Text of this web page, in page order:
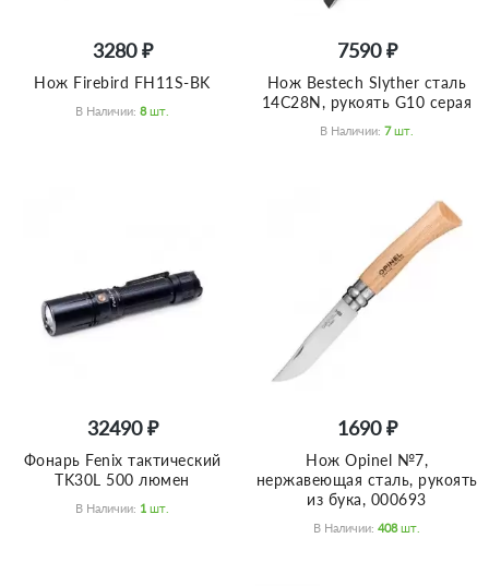
3280 ₽
Нож Firebird FH11S-BK
В Наличии: 8 Шт.
7590 ₽
Нож Bestech Slyther сталь
14C28N, рукоять G10 серая
В Наличии: 7 Шт.
32490 ₽
Фонарь Fenix тактический
TK30L 500 люмен
В Наличии: 1 Шт.
1690 ₽
Нож Opinel №7,
нержавеющая сталь, рукоять
из бука, 000693
В Наличии: 408 Шт.